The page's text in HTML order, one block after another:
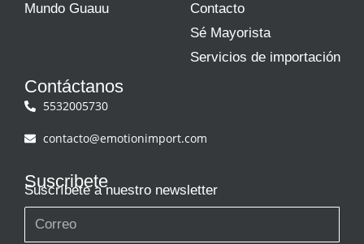
Mundo Guauu
Contacto
Sé Mayorista
Servicios de importación
Contáctanos
5532005730
contacto@emotionimport.com
Suscribete
Suscríbete a nuestro newsletter